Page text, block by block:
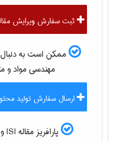
ثبت سفارش ویرایش
ممکن است به دنبال
مهندسی مواد و
ارسال سفارش تولید
پارافریز مقاله ISI و رفع plagiarism